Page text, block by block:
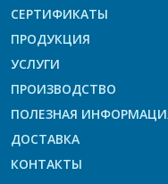
СЕРТИФИКАТЫ
ПРОДУКЦИЯ
УСЛУГИ
ПРОИЗВОДСТВО
ПОЛЕЗНАЯ
ДОСТАВКА
КОНТАКТЫ